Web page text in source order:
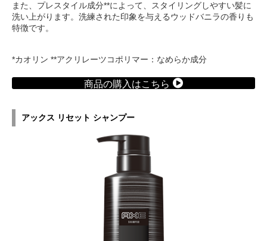
また、プレスタイル成分**によって、スタイリングしやすい髪に
洗い上がります。洗練された印象を与えるウッドバニラの香りも
特徴です。
*カオリン **アクリレーツコポリマー：なめらか成分
商品の購入はこちら
アックス リセット シャンプー